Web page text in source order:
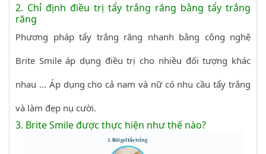
2. Chỉ định điều trị tẩy trắng răng bằng tẩy trắng
răng
Phương pháp tẩy trắng răng nhanh bằng công nghệ
Brite Smile áp dụng điều trị cho nhiều đối tượng khác
nhau … Áp dụng cho cả nam và nữ có nhu cầu tẩy trắng
và làm đẹp nụ cười.
3. Brite Smile được thực hiện như thế nào?